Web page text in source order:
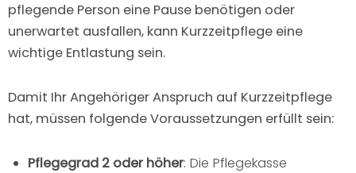
pflegende Person eine Pause benötigen oder
unerwartet ausfallen, kann Kurzzeitpflege eine
wichtige Entlastung sein.
Damit Ihr Angehöriger Anspruch auf Kurzzeitpflege
hat, müssen folgende Voraussetzungen erfüllt sein:
Pflegegrad 2 oder höher: Die Pflegekasse